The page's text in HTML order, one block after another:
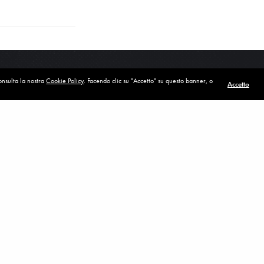
la nostraCookie Policy. Facendo clic su "Accetto" su questo banner, o Accetto